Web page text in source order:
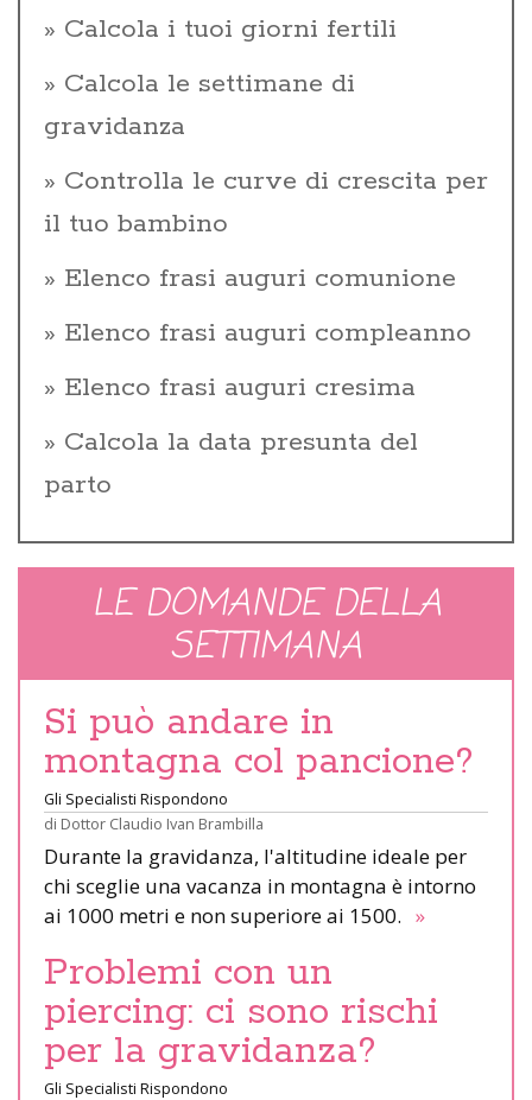
Calcola i tuoi giorni fertili
Calcola le settimane di
gravidanza
Controlla le curve di crescita per
il tuo bambino
Elenco frasi auguri comunione
Elenco frasi auguri compleanno
Elenco frasi auguri cresima
Calcola la data presunta del
parto
LE DOMANDE DELLA
SETTIMANA
Si può andare in
montagna col pancione?
Gli Specialisti Rispondono
di Dottor Claudio Ivan Brambilla
Durante la gravidanza, l'altitudine ideale per
chi sceglie una vacanza in montagna è intorno
ai 1000 metri e non superiore ai 1500. »
Problemi con un
piercing: ci sono rischi
per la gravidanza?
Gli Specialisti Rispondono